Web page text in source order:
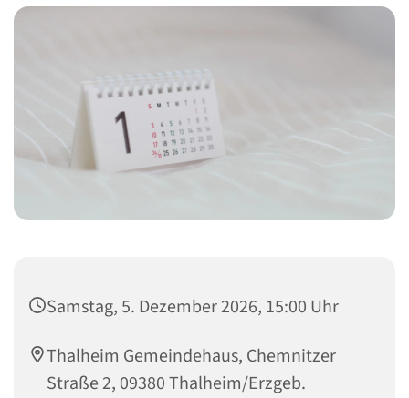
Samstag, 5. Dezember 2026, 15:00 Uhr
Thalheim Gemeindehaus, Chemnitzer
Straße 2, 09380 Thalheim/Erzgeb.